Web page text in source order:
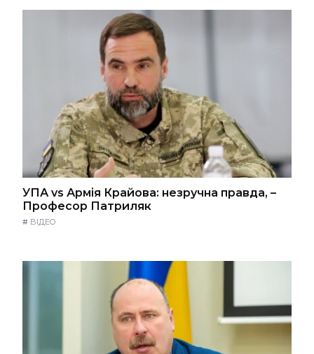
УПА vs Армія Крайова: незручна правда, –
Професор Патриляк
# ВІДЕО